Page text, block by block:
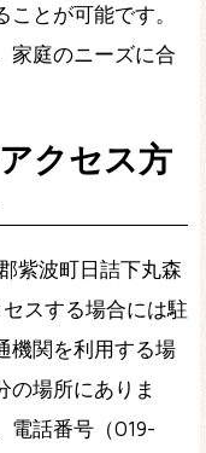
とが可能です。
家庭のニーズに合
クセス方
紫波町日詰下丸森
スする場合には駐
機関を利用する場
の場所にありま
電話番号（019-